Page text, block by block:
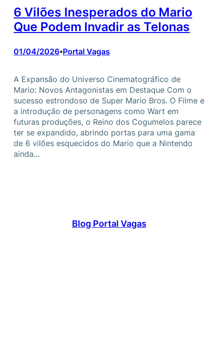
6 Vilões Inesperados do Mario
Que Podem Invadir as Telonas
01/04/2026•Portal Vagas
A Expansão do Universo Cinematográfico de
Mario: Novos Antagonistas em Destaque Com o
sucesso estrondoso de Super Mario Bros. O Filme e
a introdução de personagens como Wart em
futuras produções, o Reino dos Cogumelos parece
ter se expandido, abrindo portas para uma gama
de 6 vilões esquecidos do Mario que a Nintendo
ainda…
Blog Portal Vagas